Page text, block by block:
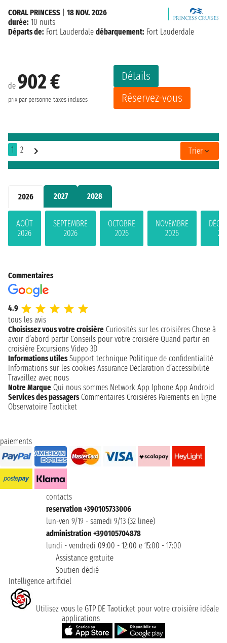
2026 2027 2028
AOÛT
2026
SEPTEMBRE
2026
OCTOBRE
2026
NOVEMBRE
2026
de 902 €
prix par personne taxes incluses
Détails
Réservez-vous
CORAL PRINCESS
18 NOV. 2026
durée: 10 nuits
Départs de: Fort Lauderdale débarquement: Fort Lauderdale
1 2 Trier
Commentaires
4.9
tous les avis
Choisissez vous votre croisière Curiosités sur les croisières Chose à
avoir d’abord partir Conseils pour votre croisière Quand partir en
croisière Excursions Video 3D
Informations utiles Support technique Politique de confidentialité
Informations sur les cookies Assurance Déclaration d’accessibilité
Travaillez avec nous
Notre Marque Qui nous sommes Network App Iphone App Android
Services des passagers Commentaires Croisières Paiements en ligne
Observatoire Taoticket
paiements
contacts
reservation +390105733006
lun-ven 9/19 - samedi 9/13 (32 linee)
administration +390105704878
lundi - vendredi 09:00 - 12:00 e 15:00 - 17:00
Assistance gratuite
Soutien dédié
Intelligence artificiel
Utilisez vous le GTP DE Taoticket pour votre croisière idéale
applications